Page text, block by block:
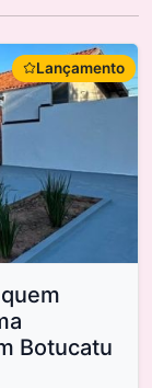
Lançamento
Botucatu